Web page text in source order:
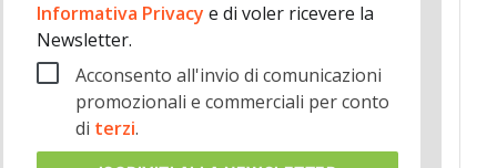
Informativa Privacy e di voler ricevere la
Newsletter.
Acconsento all'invio di comunicazioni
promozionali e commerciali per conto
di terzi.